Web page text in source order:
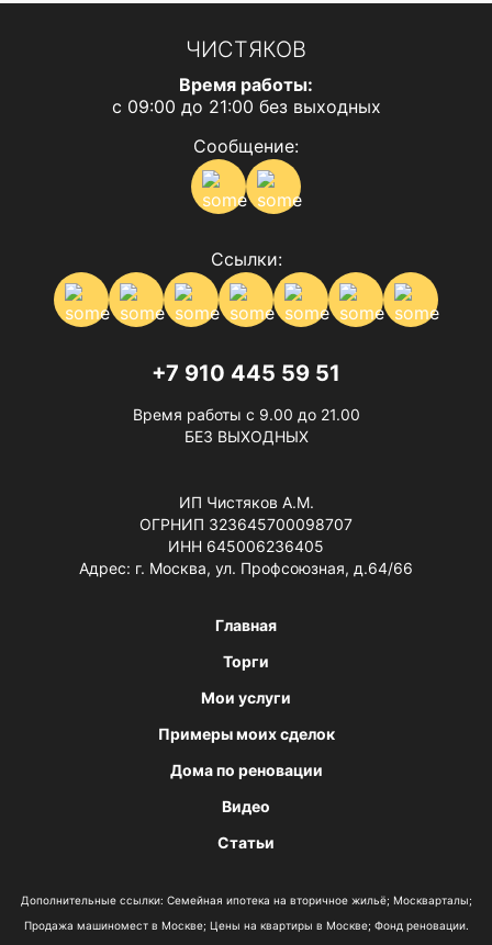
ЧИСТЯКОВ
Время работы:
с 09:00 до 21:00 без выходных
Сообщение:
Ссылки:
+7 910 445 59 51
Время работы с 9.00 до 21.00
БЕЗ ВЫХОДНЫХ
ИП Чистяков А.М.
ОГРНИП 323645700098707
ИНН 645006236405
Адрес: г. Москва, ул. Профсоюзная, д.64/66
Главная
Торги
Мои услуги
Примеры моих сделок
Дома по реновации
Видео
Статьи
Дополнительные ссылки: Семейная ипотека на вторичное жильё; Москварталы;
Продажа машиномест в Москве; Цены на квартиры в Москве; Фонд реновации.